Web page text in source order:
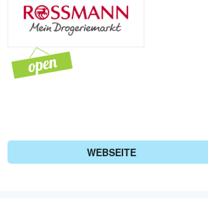
WEBSEITE